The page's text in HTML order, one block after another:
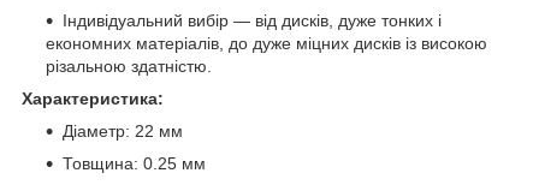
Індивідуальний вибір — від дисків, дуже тонких і
економних матеріалів, до дуже міцних дисків із високою
різальною здатністю.
Характеристика:
Діаметр: 22 мм
Товщина: 0.25 мм